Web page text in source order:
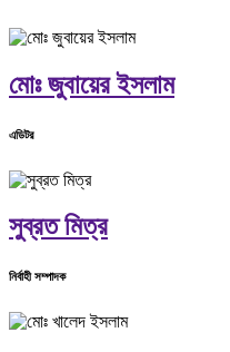
মোঃ জুবায়ের ইসলাম
এডিটর
সুব্রত মিত্র
নির্বাহী সম্পাদক